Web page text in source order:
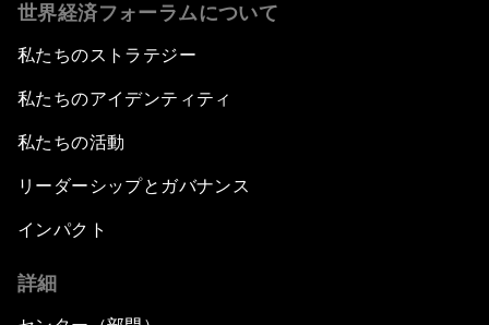
Water for Life
Strategic Outlook on the Digital Economy
Strategic Outlook on Consumption
The Modern History of Globalization
世界経済フォーラムについて
私たちのストラテジー
私たちのアイデンティティ
私たちの活動
リーダーシップとガバナンス
インパクト
詳細